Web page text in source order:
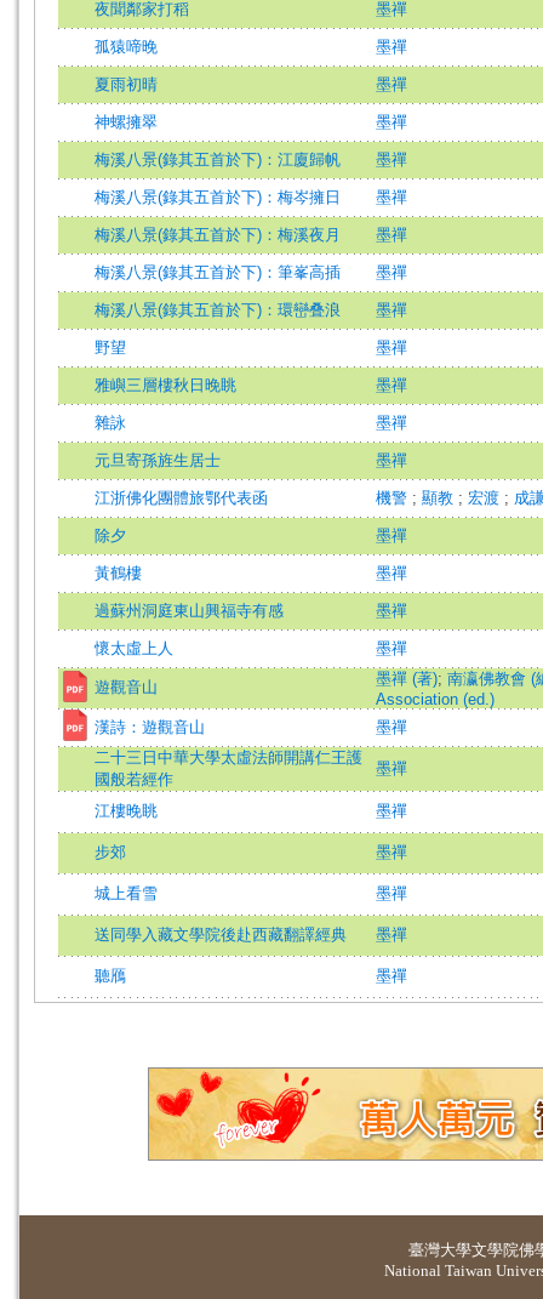
夜聞鄰家打稻 墨禪
孤猿啼晚 墨禪
夏雨初晴 墨禪
神螺擁翠 墨禪
梅溪八景(錄其五首於下)：江廈歸帆 墨禪
梅溪八景(錄其五首於下)：梅岑擁日 墨禪
梅溪八景(錄其五首於下)：梅溪夜月 墨禪
梅溪八景(錄其五首於下)：筆峯高插 墨禪
梅溪八景(錄其五首於下)：環巒叠浪 墨禪
野望 墨禪
雅嶼三層樓秋日晚眺 墨禪
雜詠 墨禪
元旦寄孫旌生居士 墨禪
江浙佛化團體旅鄂代表函 機警 ; 顯教 ; 宏渡 ; 成
除夕 墨禪
黃鶴樓 墨禪
過蘇州洞庭東山興福寺有感 墨禪
懷太虛上人 墨禪
遊觀音山 墨禪 (著); 南瀛佛教會 (
Association (ed.)
漢詩：遊觀音山
墨禪
二十三日中華大學太虛法師開講仁王護
國般若經作
墨禪
江樓晚眺 墨禪
步郊 墨禪
城上看雪 墨禪
送同學入藏文學院後赴西藏翻譯經典 墨禪
聽鴈 墨禪
臺灣大學文學院佛
National Taiwan